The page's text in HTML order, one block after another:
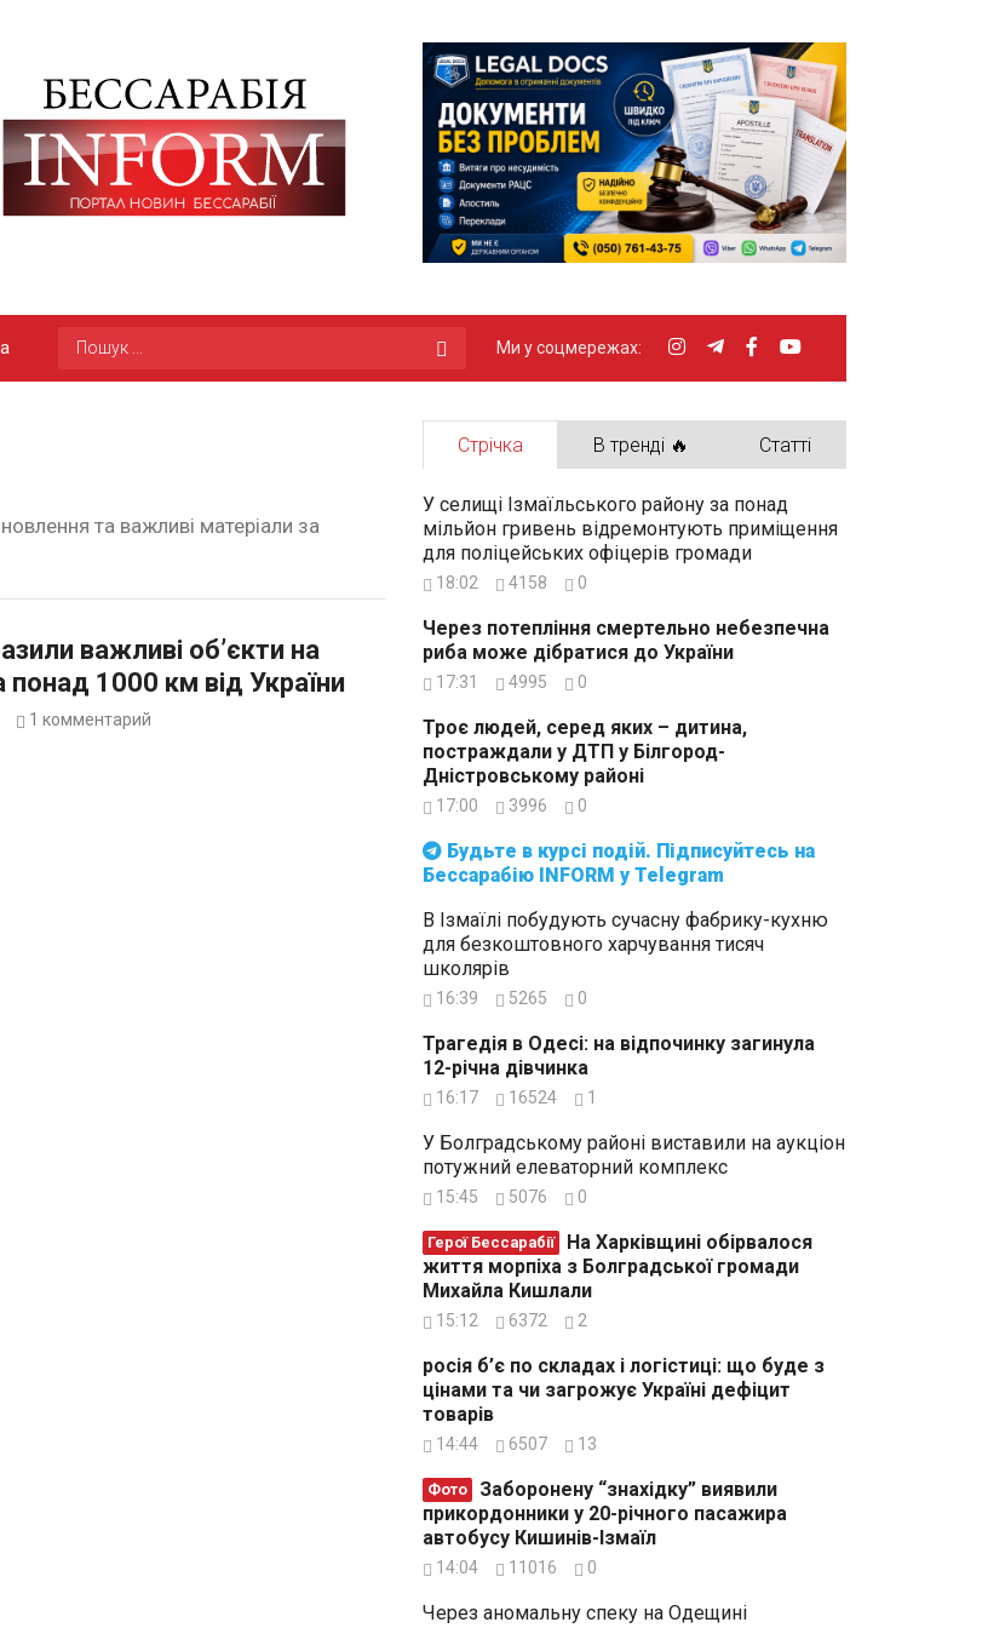
Ми у соцмережах:
та важливі матеріали за
важливі об’єкти на
понад 1000 км від України
1 комментарий
Стрічка В тренді 🔥 Статті
Бессарабію INFORM у Telegram
У селищі Ізмаїльського району за понад
мільйон гривень відремонтують приміщення
для поліцейських офіцерів громади
18:02 4158 0
Через потепління смертельно небезпечна
риба може дібратися до України
17:31 4995 0
Троє людей, серед яких – дитина,
постраждали у ДТП у Білгород-
Дністровському районі
17:00 3996 0
В Ізмаїлі побудують сучасну фабрику-кухню
для безкоштовного харчування тисяч
школярів
16:39 5265 0
Трагедія в Одесі: на відпочинку загинула
12-річна дівчинка
16:17 16524 1
У Болградському районі виставили на аукціон
потужний елеваторний комплекс
15:45 5076 0
Герої Бессарабії
життя морпіха з Болградської громади
Михайла Кишлали
15:12 6372 2
росія б’є по складах і логістиці: що буде з
цінами та чи загрожує Україні дефіцит
товарів
14:44 6507 13
Фото
прикордонники у 20-річного пасажира
автобусу Кишинів-Ізмаїл
14:04 11016 0
Через аномальну спеку на Одещині